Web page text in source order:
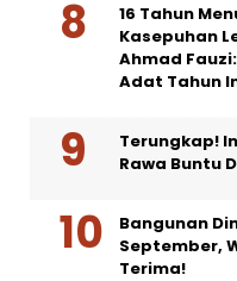
16 Tahun
Kasepuhan
Ahmad
Adat Tahun
Terungkap!
Rawa Buntu
Bangunan
September,
Terima!